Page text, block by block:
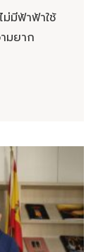
ม่มีฟ้าฟ้าใช้
มยาก